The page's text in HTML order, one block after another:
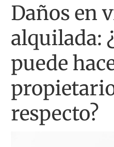
Daños en
alquilada:
puede
respecto?